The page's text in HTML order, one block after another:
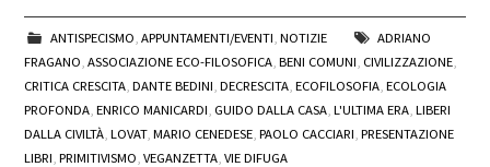
ANTISPECISMO APPUNTAMENTI/EVENTI NOTIZIE
ADRIANO
FRAGANO ,ASSOCIAZIONE ECO-FILOSOFICA ,BENI COMUNI CIVILIZZAZIONE
CRITICA CRESCITA ,DANTE BEDINI ,DECRESCITA ,ECOFILOSOFIA ,ECOLOGIA
PROFONDA ,ENRICO MANICARDI GUIDO DALLA CASA ,L'ULTIMA ERA ,LIBERI
DALLA CIVILTÀ ,LOVAT,MARIO CENEDESE ,PAOLO CACCIARI ,PRESENTAZIONE
LIBRI ,PRIMITIVISMO ,VEGANZETTA ,VIE DIFUGA